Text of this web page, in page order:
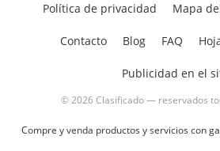
© 2026 Clasificado — reservados
Política de privacidad Mapa
Contacto Blog FAQ
Publicidad en el
Compre y venda productos y servicios con